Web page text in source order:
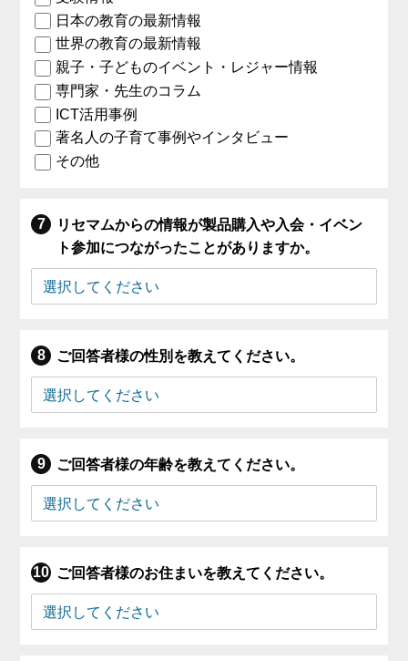
日本の教育の最新情報
世界の教育の最新情報
親子・子どものイベント・レジャー情報
専門家・先生のコラム
ICT活用事例
著名人の子育て事例やインタビュー
その他
リセマムからの情報が製品購入や入会・イベン
ト参加につながったことがありますか。
ご回答者様の性別を教えてください。
ご回答者様の年齢を教えてください。
ご回答者様のお住まいを教えてください。